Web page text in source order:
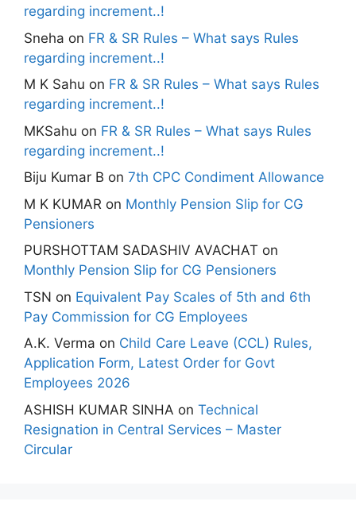
regarding increment..!
Sneha on FR & SR Rules – What says Rules
regarding increment..!
M K Sahu on FR & SR Rules – What says Rules
regarding increment..!
MKSahu on FR & SR Rules – What says Rules
regarding increment..!
Biju Kumar B on 7th CPC Condiment Allowance
M K KUMAR on Monthly Pension Slip for CG
Pensioners
PURSHOTTAM SADASHIV AVACHAT on
Monthly Pension Slip for CG Pensioners
TSN on Equivalent Pay Scales of 5th and 6th
Pay Commission for CG Employees
A.K. Verma on Child Care Leave (CCL) Rules,
Application Form, Latest Order for Govt
Employees 2026
ASHISH KUMAR SINHA on Technical
Resignation in Central Services – Master
Circular